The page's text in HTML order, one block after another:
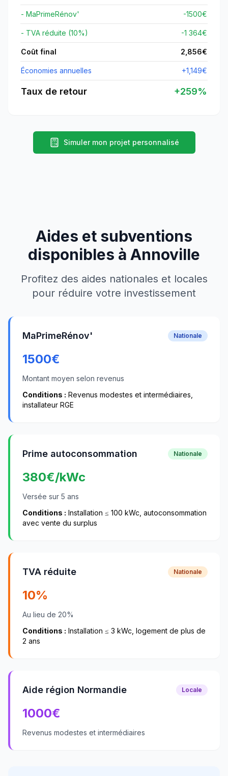
- MaPrimeRénov' -1500€
- TVA réduite (10%) -1 364€
Coût final 2,856€
Économies annuelles +1,149€
Taux de retour +259%
Simuler mon projet personnalisé
Aides et subventions
disponibles à Annoville
Profitez des aides nationales et locales
pour réduire votre investissement
MaPrimeRénov' Nationale
1500€
Montant moyen selon revenus
Conditions : Revenus modestes et intermédiaires,
installateur RGE
Prime autoconsommation Nationale
380€/kWc
Versée sur 5 ans
Conditions : Installation ≤ 100 kWc, autoconsommation
avec vente du surplus
TVA réduite Nationale
10%
Au lieu de 20%
Conditions : Installation ≤ 3 kWc, logement de plus de
2 ans
Aide région Normandie Locale
1000€
Revenus modestes et intermédiaires